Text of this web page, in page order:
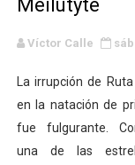
Máxima
Mundial de
Meilutyte
Víctor Calle
La irrupción de
en la natación de
fue fulgurante.
una de las